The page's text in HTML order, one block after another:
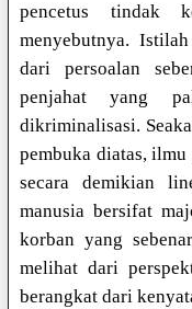
pencetus tindak
menyebutnya.
dari persoalan
penjahat yang
dikriminalisasi.
pembuka diatas,
secara demikian
manusia bersifat
korban yang
melihat dari
berangkat dari